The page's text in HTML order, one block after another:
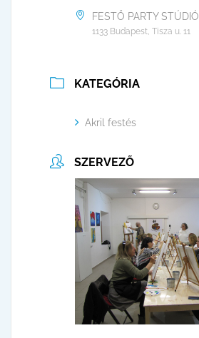
FESTŐ PARTY STÚDIÓ
1133 Budapest, Tisza u. 11
KATEGÓRIA
Akril festés
SZERVEZŐ